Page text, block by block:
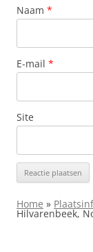
Naam *
E-mail *
Site
Home »
Hilvarenbeek,